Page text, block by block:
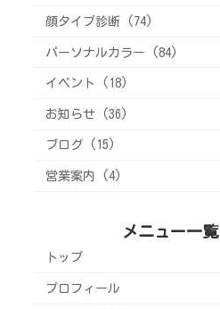
顔タイプ診断 (74)
パーソナルカラー (84)
イベント (18)
お知らせ (36)
ブログ (15)
営業案内 (4)
メニュー一覧
トップ
プロフィール